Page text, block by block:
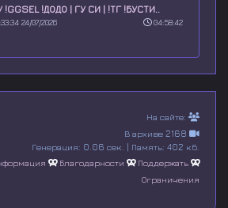
!GGSEL !ДОДО | ГУ СИ | !ТГ !БУСТИ..
24/07/2026 04:58:42
На сайте:
В архиве 2168
Генерация: 0.06 сек. | Память: 402 кб.
Благодарности
Поддержать
Ограничения